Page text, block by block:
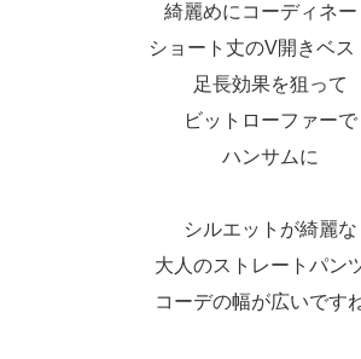
綺麗めにコーディネー
ショート丈のV開きベス
足長効果を狙って
ビットローファーで
ハンサムに
シルエットが綺麗な
大人のストレートパン
コーデの幅が広いです